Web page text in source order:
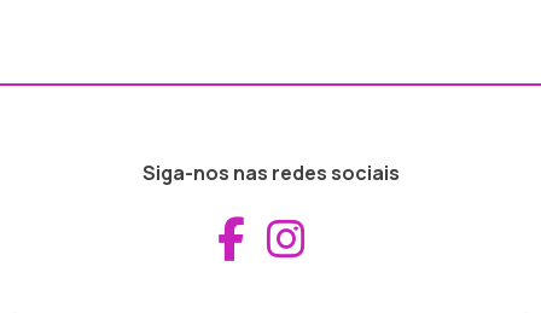
Siga-nos nas redes sociais
Aceder ao